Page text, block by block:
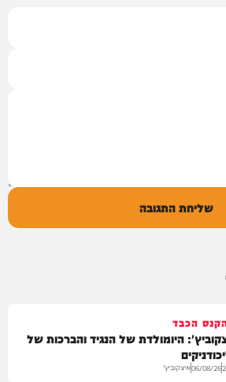
שליחת התגובה
הכבד
היומולדת של הנגיד והברכות של
06/08/26איצקוביץ'